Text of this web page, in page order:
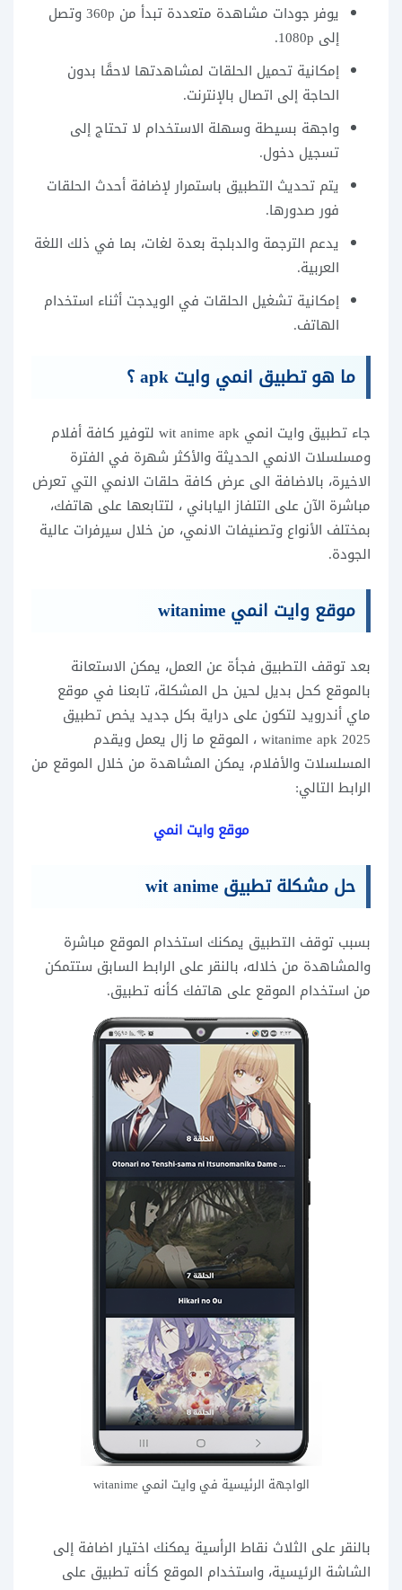
يوفر جودات مشاهدة متعددة تبدأ من 360p وتصل
إلى 1080p.
إمكانية تحميل الحلقات لمشاهدتها لاحقًا بدون
الحاجة إلى اتصال بالإنترنت.
واجهة بسيطة وسهلة الاستخدام لا تحتاج إلى
تسجيل دخول.
يتم تحديث التطبيق باستمرار لإضافة أحدث الحلقات
فور صدورها.
يدعم الترجمة والدبلجة بعدة لغات، بما في ذلك اللغة
العربية.
إمكانية تشغيل الحلقات في الويدجت أثناء استخدام
الهاتف.
ما هو تطبيق انمي وايت apk ؟
جاء تطبيق وايت انمي wit anime apk لتوفير كافة أفلام
ومسلسلات الانمي الحديثة والأكثر شهرة في الفترة
الاخيرة، بالاضافة الى عرض كافة حلقات الانمي التي تعرض
مباشرة الآن على التلفاز الياباني ، لتتابعها على هاتفك،
بمختلف الأنواع وتصنيفات الانمي، من خلال سيرفرات عالية
الجودة.
موقع وايت انمي witanime
بعد توقف التطبيق فجأة عن العمل، يمكن الاستعانة
بالموقع كحل بديل لحين حل المشكلة، تابعنا في موقع
ماي أندرويد لتكون على دراية بكل جديد يخص تطبيق
witanime apk 2025 ، الموقع ما زال يعمل ويقدم
المسلسلات والأفلام، يمكن المشاهدة من خلال الموقع من
الرابط التالي:
موقع وايت انمي
حل مشكلة تطبيق wit anime
بسبب توقف التطبيق يمكنك استخدام الموقع مباشرة
والمشاهدة من خلاله، بالنقر على الرابط السابق ستتمكن
من استخدام الموقع على هاتفك كأنه تطبيق.
الواجهة الرئيسية في وايت انمي witanime
بالنقر على الثلاث نقاط الرأسية يمكنك اختيار اضافة إلى
الشاشة الرئيسية، واستخدام الموقع كأنه تطبيق على